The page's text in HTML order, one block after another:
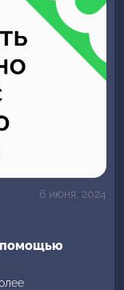
6 июня, 2024
помощью